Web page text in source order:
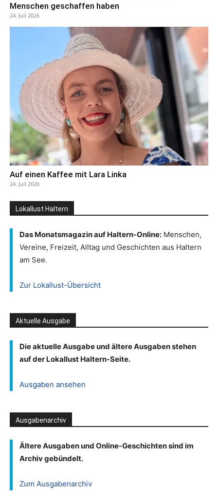
Menschen geschaffen haben
24. Juli 2026
Auf einen Kaffee mit Lara Linka
24. Juli 2026
Lokallust Haltern
Das Monatsmagazin auf Haltern-Online: Menschen,
Vereine, Freizeit, Alltag und Geschichten aus Haltern
am See.
Zur Lokallust-Übersicht
Aktuelle Ausgabe
Die aktuelle Ausgabe und ältere Ausgaben stehen
auf der Lokallust Haltern-Seite.
Ausgaben ansehen
Ausgabenarchiv
Ältere Ausgaben und Online-Geschichten sind im
Archiv gebündelt.
Zum Ausgabenarchiv